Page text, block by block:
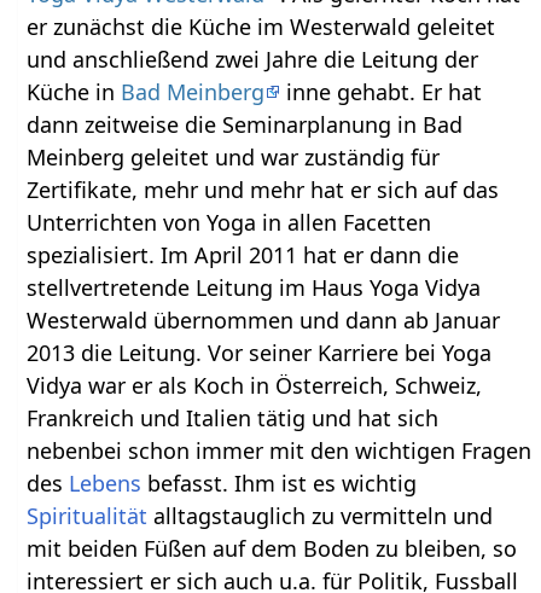
er zunächst die Küche im Westerwald geleitet
und anschließend zwei Jahre die Leitung der
Küche in Bad Meinberg
inne gehabt. Er hat
dann zeitweise die Seminarplanung in Bad
Meinberg geleitet und war zuständig für
Zertifikate, mehr und mehr hat er sich auf das
Unterrichten von Yoga in allen Facetten
spezialisiert. Im April 2011 hat er dann die
stellvertretende Leitung im Haus Yoga Vidya
Westerwald übernommen und dann ab Januar
2013 die Leitung. Vor seiner Karriere bei Yoga
Vidya war er als Koch in Österreich, Schweiz,
Frankreich und Italien tätig und hat sich
nebenbei schon immer mit den wichtigen Fragen
des Lebens befasst. Ihm ist es wichtig
Spiritualität alltagstauglich zu vermitteln und
mit beiden Füßen auf dem Boden zu bleiben, so
interessiert er sich auch u.a. für Politik, Fussball